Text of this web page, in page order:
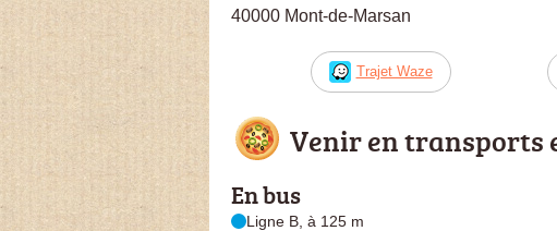
40000 Mont-de-Marsan
Trajet Waze
Venir en transports
En bus
Ligne B, à 125 m